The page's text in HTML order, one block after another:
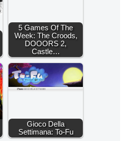
5 Games Of The
Week: The Croods,
DOOORS 2,
Castle…
Gioco Della
Settimana: To-Fu